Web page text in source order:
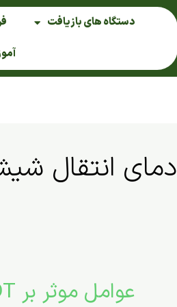
دستگاه های بازیافت
دمای انتقال
عوامل موثر بر HDT
عوامل